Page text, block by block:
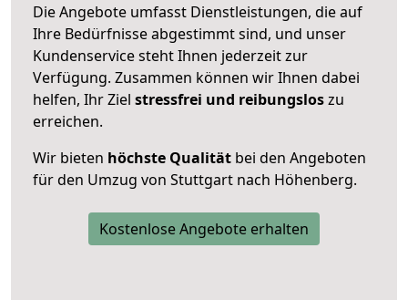
Die Angebote umfasst Dienstleistungen, die auf
Ihre Bedürfnisse abgestimmt sind, und unser
Kundenservice steht Ihnen jederzeit zur
Verfügung. Zusammen können wir Ihnen dabei
helfen, Ihr Ziel stressfrei und reibungsloszu
erreichen.
Wir bieten höchste Qualität bei den Angeboten
für den Umzug von Stuttgart nach Höhenberg.
Kostenlose Angebote erhalten